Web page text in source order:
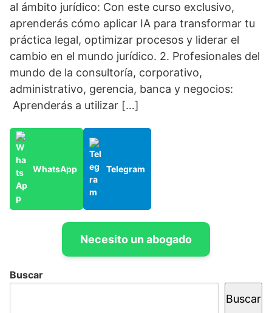
al ámbito jurídico: Con este curso exclusivo,
aprenderás cómo aplicar IA para transformar tu
práctica legal, optimizar procesos y liderar el
cambio en el mundo jurídico. 2. Profesionales del
mundo de la consultoría, corporativo,
administrativo, gerencia, banca y negocios:
Aprenderás a utilizar […]
WhatsApp Telegram
Necesito un abogado
Buscar
Buscar